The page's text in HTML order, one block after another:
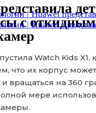
с
Watch Kids X1,
что их корпус
вращаться на 360
мере